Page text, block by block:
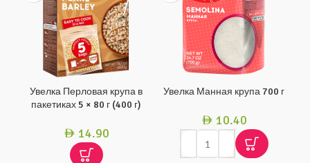
Увелка Перловая крупа в
пакетиках 5 × 80 г (400 г)
AED 14.90
Увелка Манная крупа 700 г
AED 10.40